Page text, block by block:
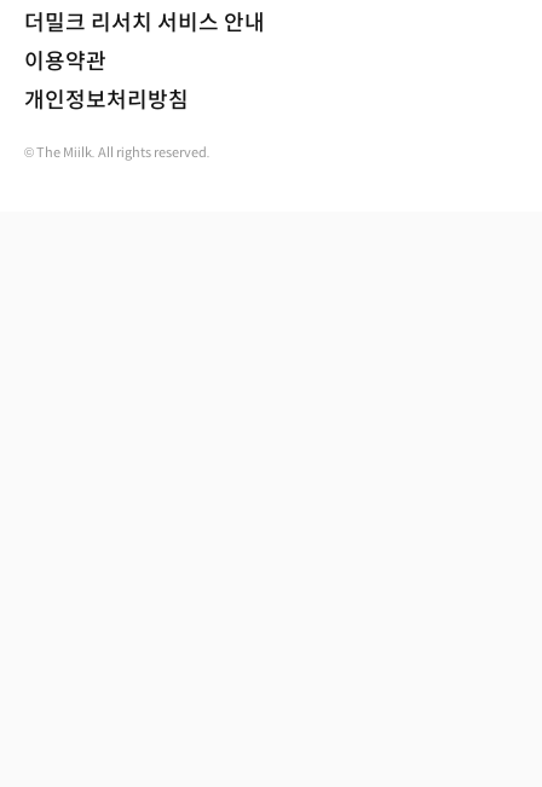
더밀크 리서치 서비스 안내
이용약관
개인정보처리방침
© The Miilk. All rights reserved.